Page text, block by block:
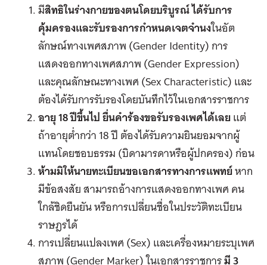
มีสิทธิในร่างกายของตนโดยบริบูรณ์ได้รับการ
คุ้มครองและรับรองการกำหนดเจตจำนงในอัต
ลักษณ์ทางเพศสภาพ (Gender Identity) การ
แสดงออกทางเพศสภาพ (Gender Expression)
และคุณลักษณะทางเพศ (Sex Characteristic) และ
ต้องได้รับการรับรองโดยบันทึกไว้ในเอกสารราชการ
อายุ 18 ปีขึ้นไป ยื่นคำร้องขอรับรองเพศได้เลยแต่
ถ้าอายุต่ำกว่า 18 ปี ต้องได้รับความยินยอมจากผู้
แทนโดยชอบธรรม (บิดามารดาหรือผู้ปกครอง) ก่อน
ห้ามมิให้นายทะเบียนขอเอกสารทางการแพทย์หาก
มีข้อสงสัย สามารถอ้างการแสดงออกทางเพศ คน
ใกล้ชิดยืนยัน หรือการเปลี่ยนชื่อในประวัติทะเบียน
ราษฎรได้
การเปลี่ยนแปลงเพศ (Sex) และเครื่องหมายระบุเพศ
สภาพ (Gender Marker) ในเอกสารราชการมี 3